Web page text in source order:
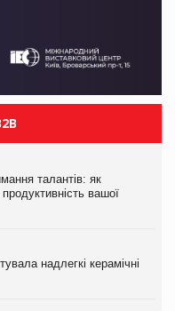
талантів: як
вашої
надлегкі керамічні